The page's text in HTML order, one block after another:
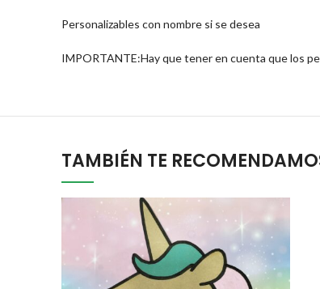
Personalizables con nombre si se desea
IMPORTANTE:Hay que tener en cuenta que los
TAMBIÉN TE